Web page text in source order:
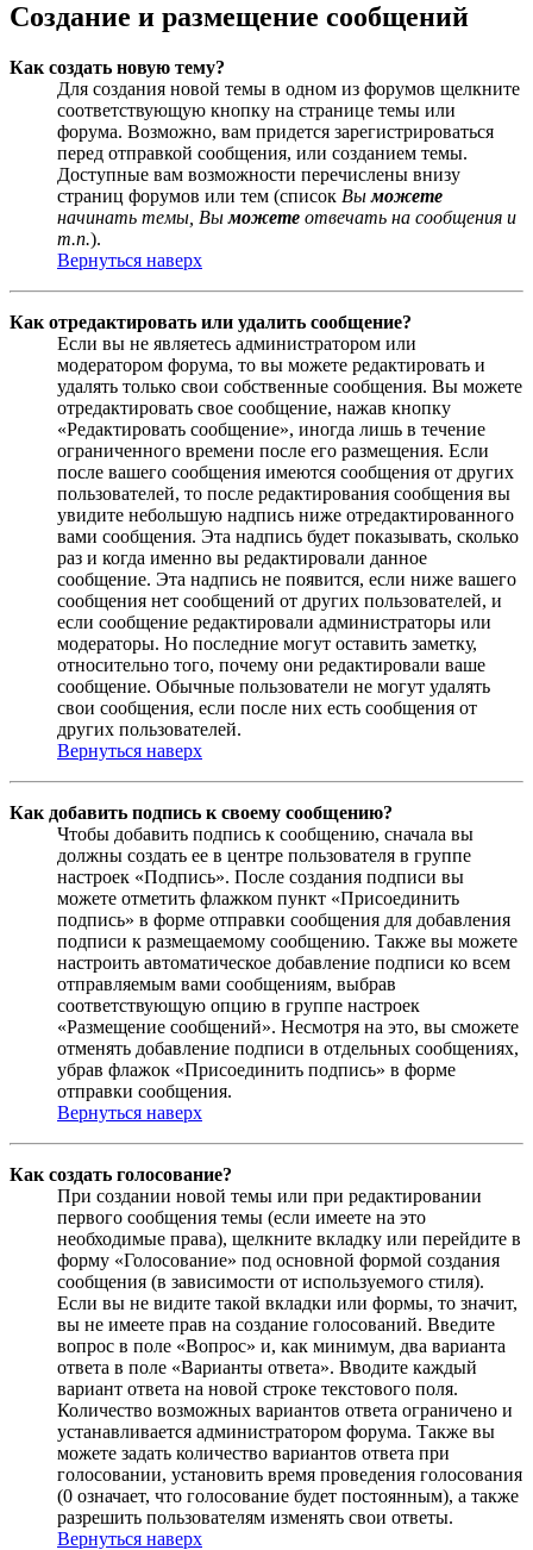
Создание и размещение сообщений
Как создать новую тему?
Для создания новой темы в одном из форумов щелкните
соответствующую кнопку на странице темы или
форума. Возможно, вам придется зарегистрироваться
перед отправкой сообщения, или созданием темы.
Доступные вам возможности перечислены внизу
страниц форумов или тем (список Выможете
начинать темы, Выможете отвечать на сообщения и
т.п.).
Вернуться наверх
Как отредактировать или удалить сообщение?
Если вы не являетесь администратором или
модератором форума, то вы можете редактировать и
удалять только свои собственные сообщения. Вы можете
отредактировать свое сообщение, нажав кнопку
«Редактировать сообщение», иногда лишь в течение
ограниченного времени после его размещения. Если
после вашего сообщения имеются сообщения от других
пользователей, то после редактирования сообщения вы
увидите небольшую надпись ниже отредактированного
вами сообщения. Эта надпись будет показывать, сколько
раз и когда именно вы редактировали данное
сообщение. Эта надпись не появится, если ниже вашего
сообщения нет сообщений от других пользователей, и
если сообщение редактировали администраторы или
модераторы. Но последние могут оставить заметку,
относительно того, почему они редактировали ваше
сообщение. Обычные пользователи не могут удалять
свои сообщения, если после них есть сообщения от
других пользователей.
Вернуться наверх
Как добавить подпись к своему сообщению?
Чтобы добавить подпись к сообщению, сначала вы
должны создать ее в центре пользователя в группе
настроек «Подпись». После создания подписи вы
можете отметить флажком пункт «Присоединить
подпись» в форме отправки сообщения для добавления
подписи к размещаемому сообщению. Также вы можете
настроить автоматическое добавление подписи ко всем
отправляемым вами сообщениям, выбрав
соответствующую опцию в группе настроек
«Размещение сообщений». Несмотря на это, вы сможете
отменять добавление подписи в отдельных сообщениях,
убрав флажок «Присоединить подпись» в форме
отправки сообщения.
Вернуться наверх
Как создать голосование?
При создании новой темы или при редактировании
первого сообщения темы (если имеете на это
необходимые права), щелкните вкладку или перейдите в
форму «Голосование» под основной формой создания
сообщения (в зависимости от используемого стиля).
Если вы не видите такой вкладки или формы, то значит,
вы не имеете прав на создание голосований. Введите
вопрос в поле «Вопрос» и, как минимум, два варианта
ответа в поле «Варианты ответа». Вводите каждый
вариант ответа на новой строке текстового поля.
Количество возможных вариантов ответа ограничено и
устанавливается администратором форума. Также вы
можете задать количество вариантов ответа при
голосовании, установить время проведения голосования
(0 означает, что голосование будет постоянным), а также
разрешить пользователям изменять свои ответы.
Вернуться наверх